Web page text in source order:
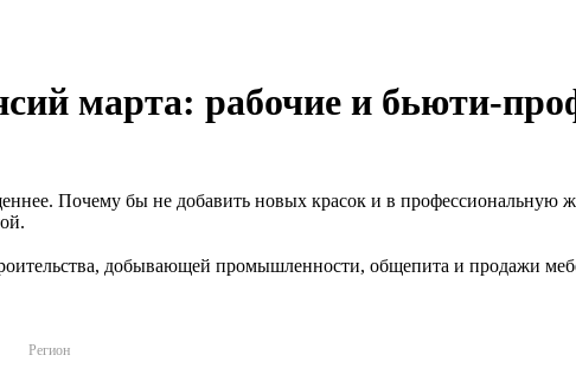
марта: рабочие и бьюти-
Почему бы не добавить новых красок и в профессиональную
добывающей промышленности, общепита и продажи
Регион